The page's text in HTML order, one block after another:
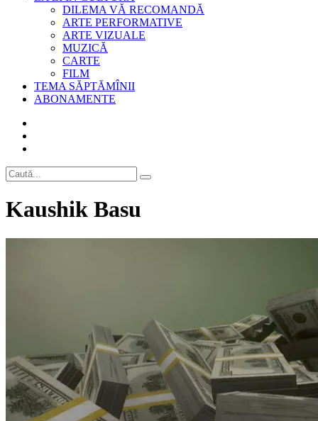
DILEMA VĂ RECOMANDĂ
ARTE PERFORMATIVE
ARTE VIZUALE
MUZICĂ
CARTE
FILM
TEMA SĂPTĂMÎNII
ABONAMENTE
Kaushik Basu